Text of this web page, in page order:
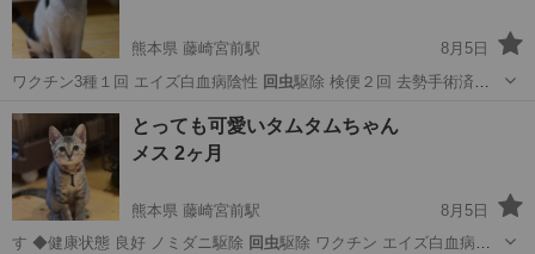
熊本県 藤崎宮前駅
8月5日
ワクチン3種１回 エイズ白血病陰性 回虫駆除 検便２回 去勢手術済み
熊本 熊本市 藤崎宮前駅 猫
とっても可愛いタムタムちゃん
メス 2ヶ月
熊本県 藤崎宮前駅
8月5日
す ◆健康状態 良好 ノミダニ駆除 回虫駆除 ワクチン エイズ白血病検